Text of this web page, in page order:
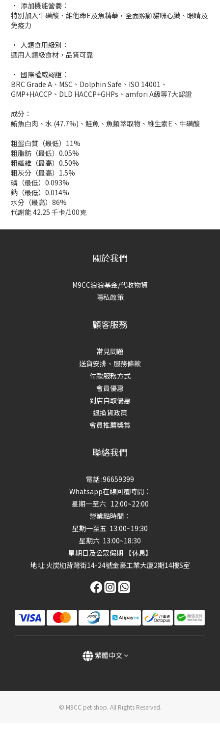
• 添加機能營養：
特別加入牛磺酸、維他命E及魚精華，全面照顧貓咪心臟、眼睛及
免疫力
• 人類食用級別：
選用人類級食材，品質可靠
• 國際權威認證：
BRC Grade A、MSC、Dolphin Safe、ISO 14001、
GMP+HACCP、DLD HACCP+GHPs、amfori A級等7大認證
成分：
鮪魚白肉、水 (47.7%)、鮭魚、魚類萃取物、維生素E、牛磺酸
粗蛋白質（最低）11%
粗脂肪（最低）0.05%
粗纖維（最高）0.50%
粗灰分（最高）1.5%
磷（最低）0.093%
鈉（最低）0.014%
水分（最高）86%
代謝能 42.25 千卡/100克
關於我們
M9CC浪浪基金/代收物資
隱私政策
顧客服務
常見問題
送貨安排、服務條款
付款服務方式
會員優惠
到店自取優惠
退換貨政策
會員推薦獎賞
聯絡我們
電話 :96659399
Whatsapp在線回覆時間：
星期一至六 12:00~22:00
營業點時間：
星期一至五 13:00~19:30
星期六 13:00~18:30
星期日及公眾假期 【休息】
地址:火炭㘭背灣街14-24號金豪工業大厦2期14樓S室
繁體中文
© M9CC pet shop. All Rights Reserved.